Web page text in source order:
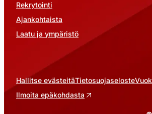
Rekrytointi
Ajankohtaista
Laatu ja ympäristö
Hallitse evästeitäTietosuojaseloste
Ilmoita epäkohdasta